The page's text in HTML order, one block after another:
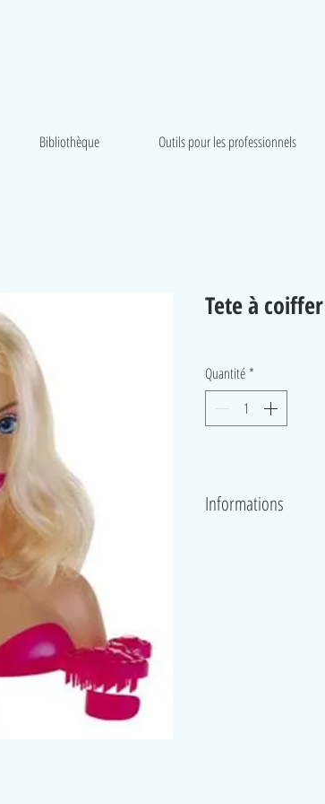
Bibliothèque Outils pour les professionnels
Tete à coiffer
Quantité *
Informations